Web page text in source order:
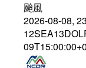
颱風
2026-08-08,